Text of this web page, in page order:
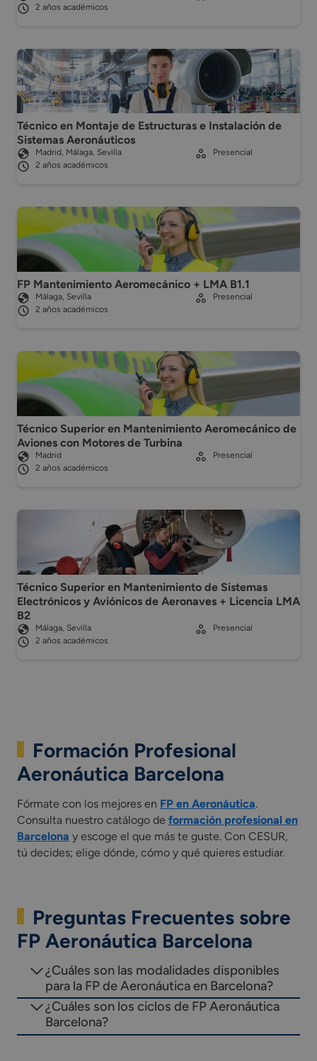
2 años académicos
Técnico en Montaje de Estructuras e Instalación de
Sistemas Aeronáuticos
Madrid, Málaga, Sevilla
2 años académicos
Presencial
FP Mantenimiento Aeromecánico + LMA B1.1
Málaga, Sevilla
2 años académicos
Presencial
Técnico Superior en Mantenimiento Aeromecánico de
Aviones con Motores de Turbina
Madrid
2 años académicos
Presencial
Técnico Superior en Mantenimiento de Sistemas
Electrónicos y Aviónicos de Aeronaves + Licencia LMA
B2
Málaga, Sevilla
2 años académicos
Presencial
Formación Profesional
Aeronáutica Barcelona
Fórmate con los mejores en FP en Aeronáutica.
Consulta nuestro catálogo de formación profesional en
Barcelona y escoge el que más te guste. Con CESUR,
tú decides; elige dónde, cómo y qué quieres estudiar.
Preguntas Frecuentes sobre
FP Aeronáutica Barcelona
¿Cuáles son las modalidades disponibles
para la FP de Aeronáutica en Barcelona?
¿Cuáles son los ciclos de FP Aeronáutica
Barcelona?